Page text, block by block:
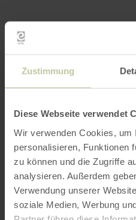
Zustimmung
Diese Webseite verwendet
Wir verwenden Cookies, um
personalisieren, Funktionen
zu können und die Zugriffe
analysieren. Außerdem
Verwendung unserer
soziale Medien, Werbung